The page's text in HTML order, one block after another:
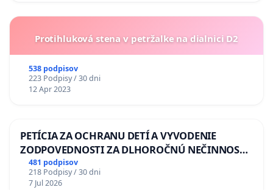
Protihluková stena v petržalke na dialnici D2
538 podpisov
223 Podpisy / 30 dni
12 Apr 2023
PETÍCIA ZA OCHRANU DETÍ A VYVODENIE
ZODPOVEDNOSTI ZA DLHOROČNÚ NEČINNOSŤ
A ZLYHANIE ŠTÁTU
481 podpisov
218 Podpisy / 30 dni
7 Jul 2026